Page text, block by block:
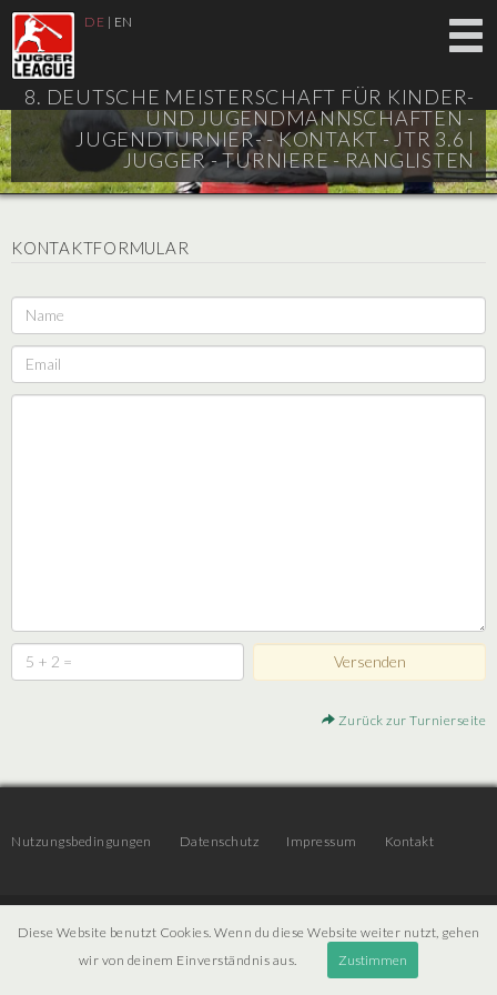
DE | EN
8. DEUTSCHE MEISTERSCHAFT FÜR KINDER-
UND JUGENDMANNSCHAFTEN -
JUGENDTURNIER- - KONTAKT - JTR 3.6 |
JUGGER - TURNIERE - RANGLISTEN
KONTAKTFORMULAR
Zurück zur Turnierseite
Nutzungsbedingungen Datenschutz Impressum Kontakt
Diese Website benutzt Cookies. Wenn du diese Website weiter nutzt, gehen
wir von deinem Einverständnis aus.
Zustimmen